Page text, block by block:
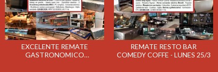
EXCELENTE REMATE
GASTRONOMICO
REMATE RESTO BAR
COMEDY COFFE - LUNES 25/3